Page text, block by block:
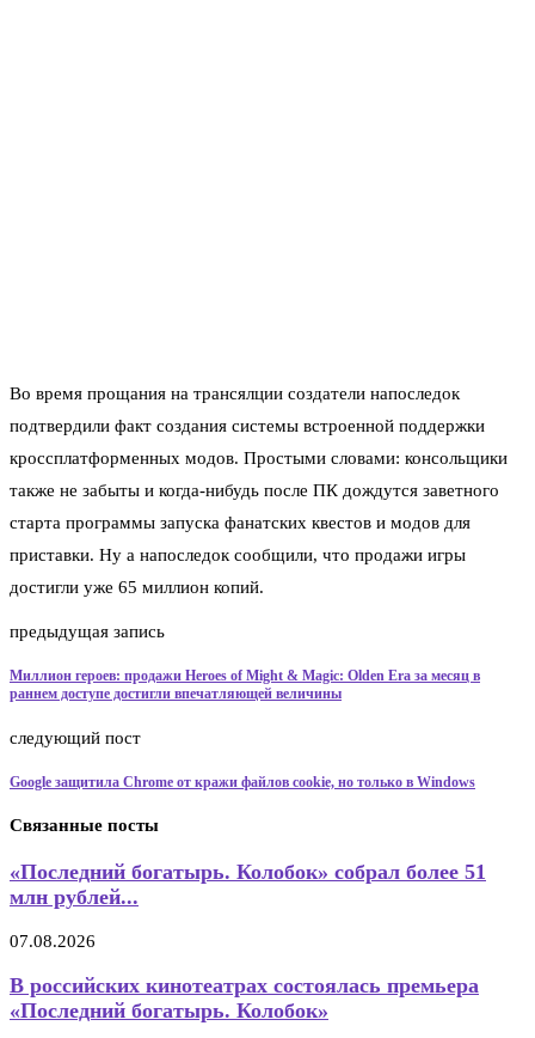
Во время прощания на трансялции создатели напоследок
подтвердили факт создания системы встроенной поддержки
кроссплатформенных модов. Простыми словами: консольщики
также не забыты и когда-нибудь после ПК дождутся заветного
старта программы запуска фанатских квестов и модов для
приставки. Ну а напоследок сообщили, что продажи игры
достигли уже 65 миллион копий.
предыдущая запись
Миллион героев: продажи Heroes of Might & Magic: Olden Era за месяц в
раннем доступе достигли впечатляющей величины
следующий пост
Google защитила Chrome от кражи файлов cookie, но только в Windows
Связанные посты
«Последний богатырь. Колобок» собрал более 51
млн рублей...
07.08.2026
В российских кинотеатрах состоялась премьера
«Последний богатырь. Колобок»